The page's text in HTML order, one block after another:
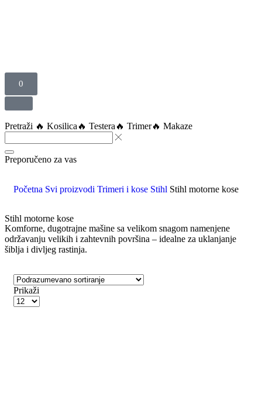
0
Pretraži 🔥 Kosilica 🔥 Testera 🔥 Trimer🔥 Makaze
Preporučeno za vas
Početna Svi proizvodi Trimeri i kose Stihl Stihl motorne kose
Stihl motorne kose
Komforne, dugotrajne mašine sa velikom snagom namenjene
održavanju velikih i zahtevnih površina – idealne za uklanjanje
šiblja i divljeg rastinja.
Prikaži